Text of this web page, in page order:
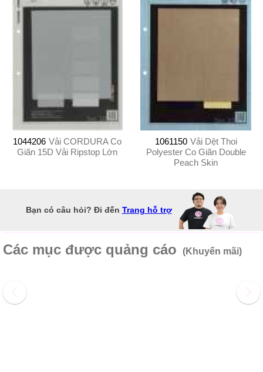
1044206 Vải CORDURA Co
Giãn 15D Vải Ripstop Lớn
1061150 Vải Dệt Thoi
Polyester Co Giãn Double
Peach Skin
Bạn có câu hỏi? Đi đến Trang hỗ trợ
Các mục được quảng cáo (Khuyến mãi)